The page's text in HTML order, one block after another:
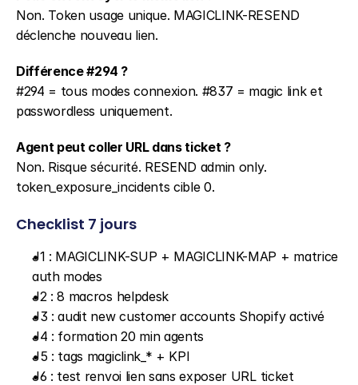
Non. Token usage unique. MAGICLINK-RESEND
déclenche nouveau lien.
Différence #294 ?
#294 = tous modes connexion. #837 = magic link et
passwordless uniquement.
Agent peut coller URL dans ticket ?
Non. Risque sécurité. RESEND admin only.
token_exposure_incidents cible 0.
Checklist 7 jours
J1 : MAGICLINK-SUP + MAGICLINK-MAP + matrice
auth modes
J2 : 8 macros helpdesk
J3 : audit new customer accounts Shopify activé
J4 : formation 20 min agents
J5 : tags magiclink_* + KPI
J6 : test renvoi lien sans exposer URL ticket